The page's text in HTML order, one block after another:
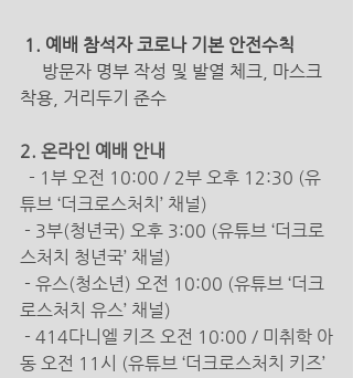
1. 예배 참석자 코로나 기본 안전수칙
방문자 명부 작성 및 발열 체크, 마스크
착용, 거리두기 준수
2. 온라인 예배 안내
- 1부 오전 10:00 / 2부 오후 12:30 (유
튜브 ‘더크로스처치’ 채널)
스처치 청년국’ 채널)
로스처치 유스’ 채널)
동 오전 11시 (유튜브 ‘더크로스처치 키즈’